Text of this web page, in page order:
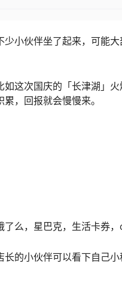
少小伙伴坐了起来，可能
这次国庆的「长津湖」
，回报就会慢慢来。
么，星巴克，生活卡券，
的小伙伴可以看下自己小